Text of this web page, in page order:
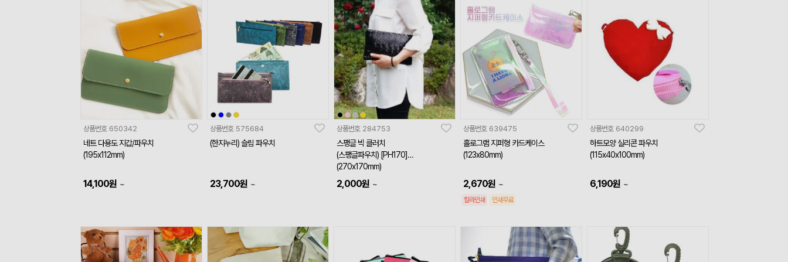
상품번호 650342
네트 다용도 지갑/파우치
(195x112mm)
14,100원 ~
상품번호 575684
(한지누리) 슬림 파우치
23,700원 ~
상품번호 284753
스팽글 빅 클러치
(스팽글파우치) [PH170]
(270x170mm)
2,000원 ~
상품번호 639475
홀로그램 지퍼형 카드케이스
(123x80mm)
2,670원 ~
칼라인쇄 인쇄무료
상품번호 640299
하트모양 실리콘 파우치
(115x40x100mm)
6,190원 ~